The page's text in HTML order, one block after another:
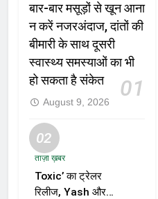
बार-बार मसूड़ों से खून आना
न करें नजरअंदाज, दांतों की
बीमारी के साथ दूसरी
स्वास्थ्य समस्याओं का भी
हो सकता है संकेत
01
August 9, 2026
02
ताज़ा ख़बर
Toxic’ का ट्रेलर
रिलीज, Yash और